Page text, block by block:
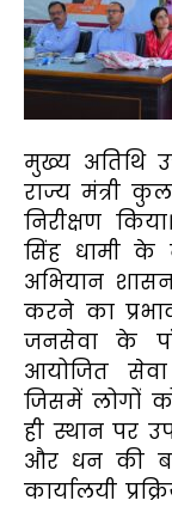
मुख्य अतिथि
राज्य मंत्री
निरीक्षण
सिंह धामी के
अभियान
करने का
जनसेवा के
आयोजित
जिसमें लोगों
ही स्थान पर
और धन की
कार्यालयी